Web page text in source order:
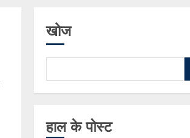
खोज
हाल के पोस्ट